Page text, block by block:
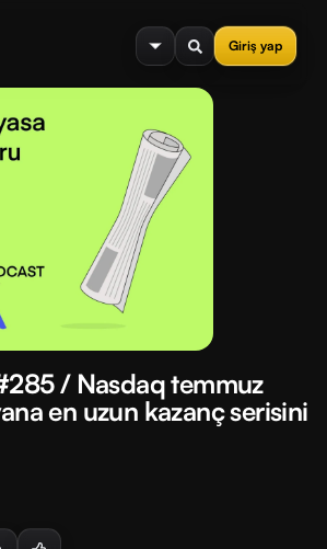
Giriş yap
/ Nasdaq temmuz
en uzun kazanç serisini